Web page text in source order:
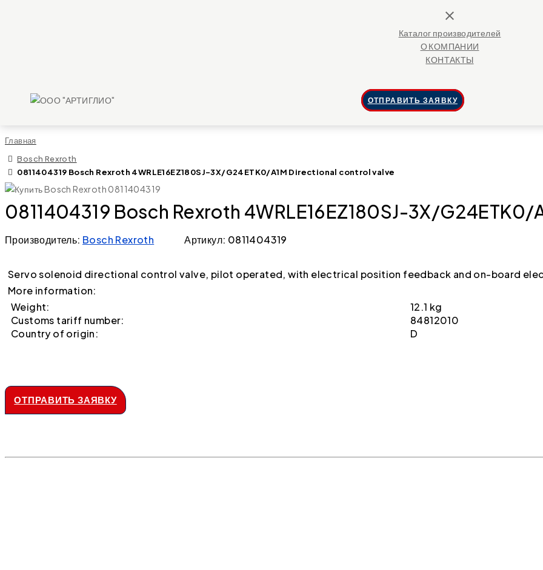
close
Каталог производителей
О КОМПАНИИ
КОНТАКТЫ
ОТПРАВИТЬ ЗАЯВКУ
Главная
Bosch Rexroth
0811404319 Bosch Rexroth 4WRLE16EZ180SJ-3X/G24ETK0/A1M Directional control valve
0811404319 Bosch Rexroth 4WRLE16EZ180SJ-3X/
Производитель: Bosch Rexroth Артикул: 0811404319
Servo solenoid directional control valve, pilot operated, with electrical position feedback and on-board
More information:
Weight:
12.1 kg
Customs tariff number:
84812010
Country of origin:
D
ОТПРАВИТЬ ЗАЯВКУ